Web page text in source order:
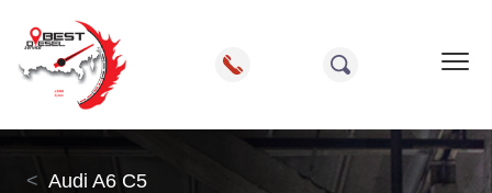
Audi A6 C5